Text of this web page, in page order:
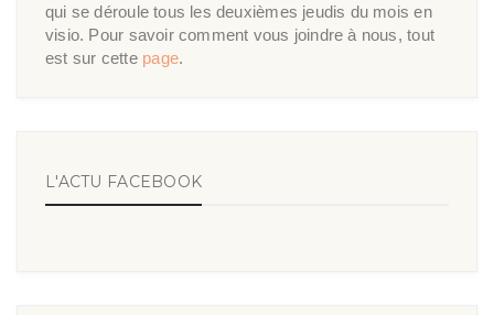
qui se déroule tous les deuxièmes jeudis du mois en
visio. Pour savoir comment vous joindre à nous, tout
est sur cette page.
L'ACTU FACEBOOK